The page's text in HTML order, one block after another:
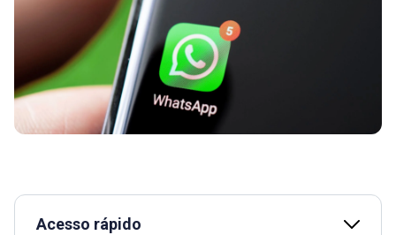
Acesso rápido